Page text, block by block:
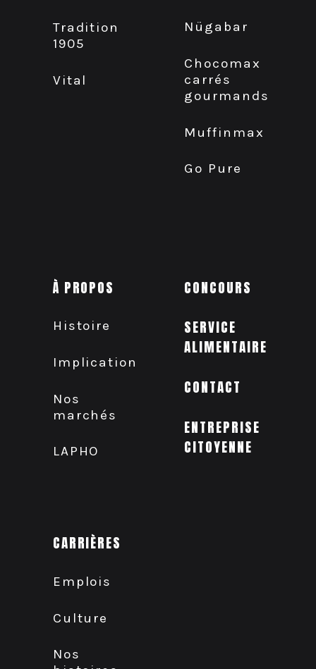
Tradition
1905
Vital
Nügabar
Chocomax
carrés
gourmands
Muffinmax
Go Pure
À PROPOS
Histoire
Implication
Nos
marchés
LAPHO
CARRIÈRES
Emplois
Culture
Nos
CONCOURS
SERVICE
ALIMENTAIRE
CONTACT
ENTREPRISE
CITOYENNE